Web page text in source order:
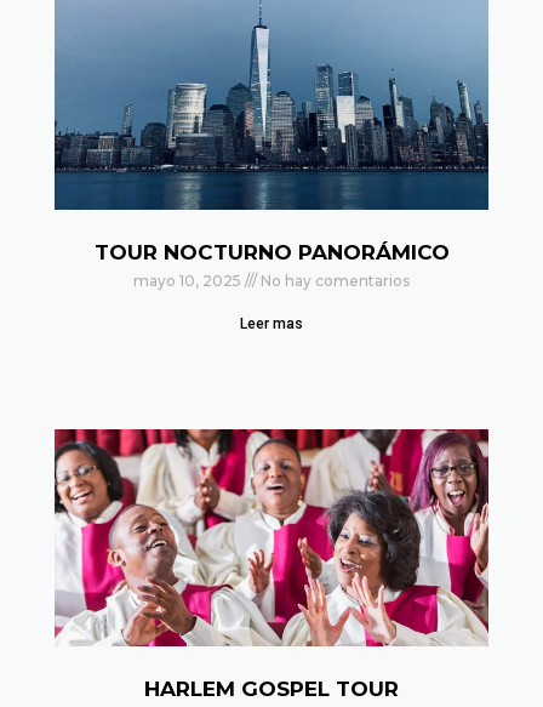
TOUR NOCTURNO PANORÁMICO
mayo 10, 2025 No hay comentarios
Leer mas
HARLEM GOSPEL TOUR